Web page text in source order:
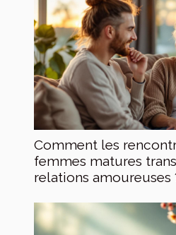
Comment les
femmes matures
relations amoureuses